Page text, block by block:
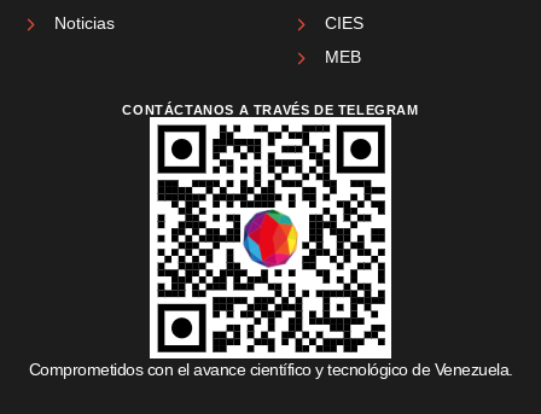
Noticias
CIES
MEB
CONTÁCTANOS A TRAVÉS DE TELEGRAM
Comprometidos con el avance científico y tecnológico de Venezuela.